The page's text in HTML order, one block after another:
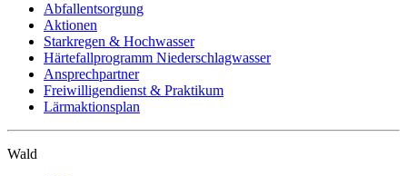
Abfallentsorgung
Aktionen
Starkregen & Hochwasser
Härtefallprogramm Niederschlagwasser
Ansprechpartner
Freiwilligendienst & Praktikum
Lärmaktionsplan
Wald